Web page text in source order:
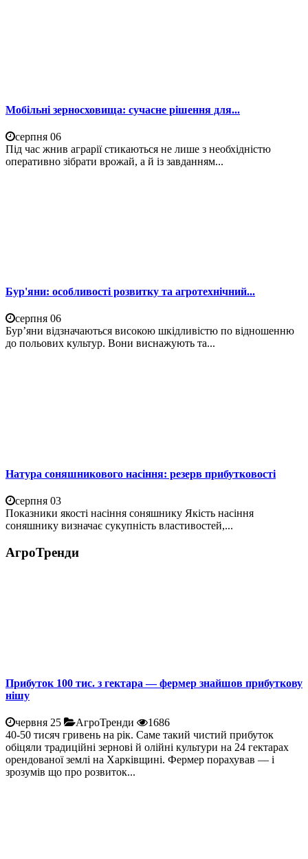
Мобільні зерносховища: сучасне рішення для...
серпня 06
Під час жнив аграрії стикаються не лише з необхідністю
оперативно зібрати врожай, а й із завданням...
Бур'яни: особливості розвитку та агротехнічний...
серпня 06
Бур’яни відзначаються високою шкідливістю по відношенню
до польових культур. Вони виснажують та...
Натура соняшникового насіння: резерв прибутковості
серпня 03
Показники якості насіння соняшнику Якість насіння
соняшнику визначає сукупність властивостей,...
АгроТренди
Прибуток 100 тис. з гектара — фермер знайшов прибуткову
нішу
червня 25 АгроТренди
1686
40-50 тисяч гривень на рік. Саме такий чистий прибуток
обіцяли традиційні зернові й олійні культури на 24 гектарах
орендованої землі на Харківщині. Фермер порахував — і
зрозумів що про розвиток...